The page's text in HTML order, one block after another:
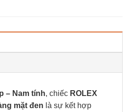
– Nam tính, chiếc ROLEX
mặt đen là sự kết hợp